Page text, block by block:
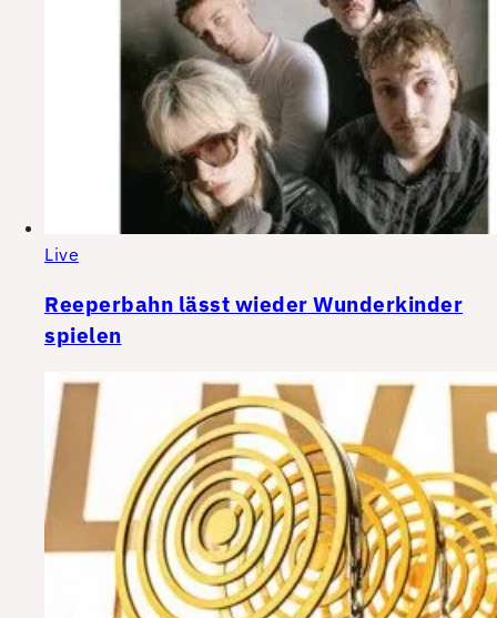
Live
Reeperbahn lässt wieder Wunderkinder
spielen